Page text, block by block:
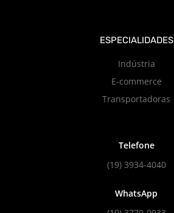
ESPECIALIDADES
Indústria
E-commerce
Transportadoras
Telefone
(19) 3934-4040
WhatsApp